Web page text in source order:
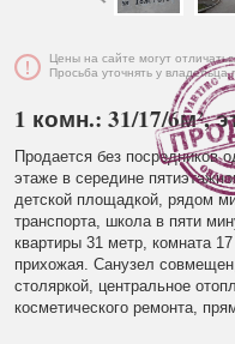
Цены на сайте могут
Просьба уточнять у владельца
1 комн.: 31/17/6м²,
Продается без посредников
этаже в середине
детской площадкой, рядом
транспорта, школа в пяти
квартиры 31 метр, комната
прихожая. Санузел
столяркой, центральное
косметического ремонта,